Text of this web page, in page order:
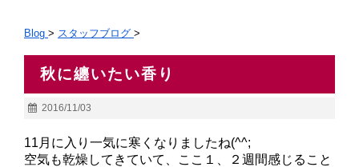
Blog > スタッフブログ >
秋に纏いたい香り
2016/11/03
11月に入り一気に寒くなりましたね(^^;
空気も乾燥してきていて、ここ１、２週間感じること